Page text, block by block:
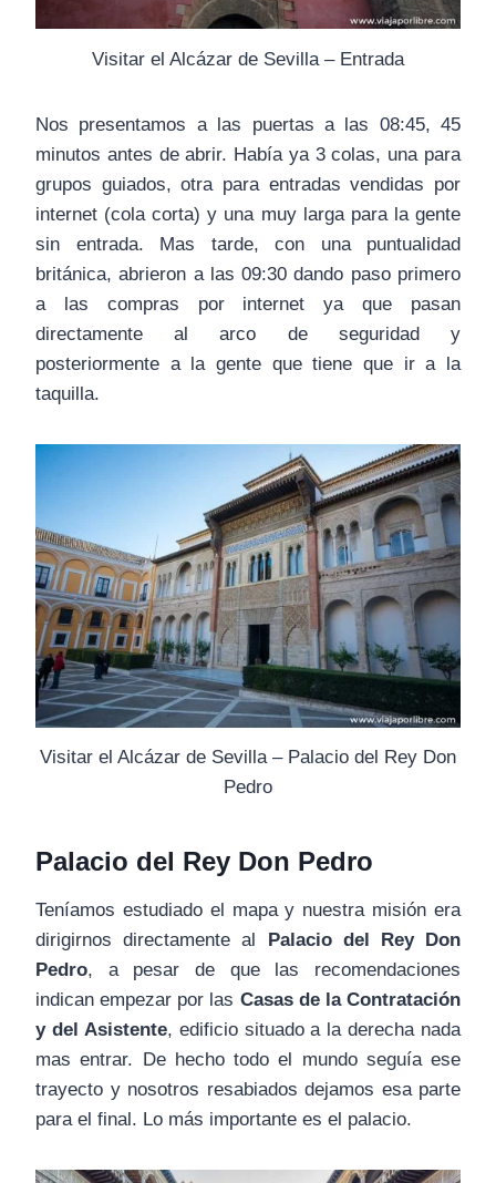
Visitar el Alcázar de Sevilla – Entrada
Nos presentamos a las puertas a las 08:45, 45
minutos antes de abrir. Había ya 3 colas, una para
grupos guiados, otra para entradas vendidas por
internet (cola corta) y una muy larga para la gente
sin entrada. Mas tarde, con una puntualidad
británica, abrieron a las 09:30 dando paso primero
a las compras por internet ya que pasan
directamente al arco de seguridad y
posteriormente a la gente que tiene que ir a la
taquilla.
Visitar el Alcázar de Sevilla – Palacio del Rey Don
Pedro
Palacio del Rey Don Pedro
Teníamos estudiado el mapa y nuestra misión era
dirigirnos directamente al
Palacio del Rey Don
Pedro, a pesar de que las recomendaciones
indican empezar por las Casas de la Contratación
y del Asistente, edificio situado a la derecha nada
mas entrar. De hecho todo el mundo seguía ese
trayecto y nosotros resabiados dejamos esa parte
para el final. Lo más importante es el palacio.